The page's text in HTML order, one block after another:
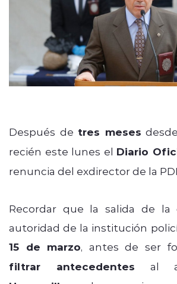
Después de tres meses
recién este lunes el Diario
renuncia del exdirector de la
Recordar que la salida de la
autoridad de la institución
15 de marzo, antes de ser
filtrar antecedentes al